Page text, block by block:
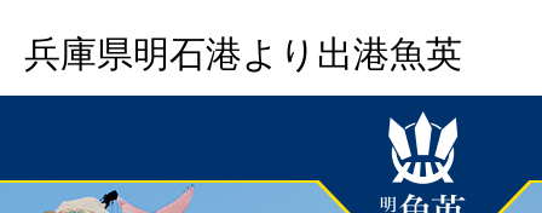
兵庫県明石港より出港魚英